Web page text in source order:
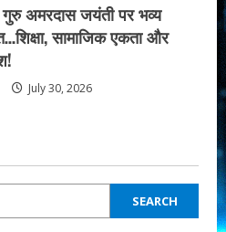
गुरु अमरदास जयंती पर भव्य
सामाजिक एकता और
July 30, 2026
SEARCH